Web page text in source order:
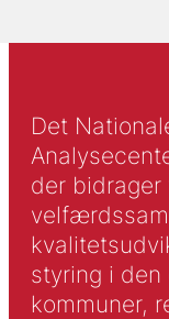
Det
der
styring i
kommuner,